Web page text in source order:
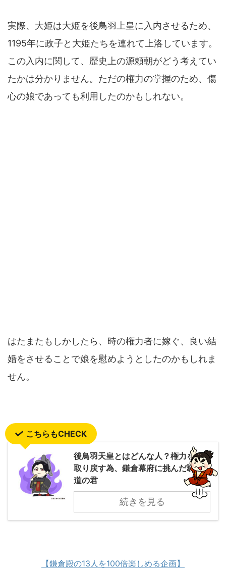
実際、大姫は大姫を後鳥羽上皇に入内させるため、
1195年に政子と大姫たちを連れて上洛しています。
この入内に関して、歴史上の源頼朝がどう考えてい
たかは分かりません。ただの権力の掌握のため、傷
心の娘であっても利用したのかもしれない。
はたまたもしかしたら、時の権力者に嫁ぐ、良い結
婚をさせることで娘を慰めようとしたのかもしれま
せん。
こちらもCHECK
後鳥羽天皇とはどんな人？権力を
取り戻す為、鎌倉幕府に挑んだ覇
道の君
続きを見る
【鎌倉殿の13人を100倍楽しめる企画】